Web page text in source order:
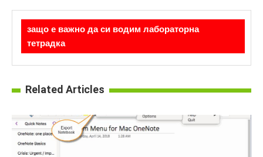
защо е важно да си водим лабораторна
тетрадка
Related Articles